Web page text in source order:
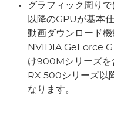
グラフィック周り
以降のGPUが基本
動画ダウンロード機
NVIDIA GeForce
け900Mシリーズ
RX 500シリーズ以
なります。